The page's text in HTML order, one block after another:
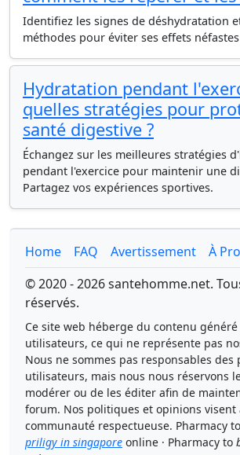
Identifiez les signes de déshydratation
méthodes pour éviter ses effets
Hydratation pendant
quelles stratégies pour
santé digestive ?
Échangez sur les meilleures stratégies
pendant l'exercice pour maintenir une
Partagez vos expériences sportives.
Home FAQ Avertissement
À
© 2020 - 2026 santehomme.net.
réservés.
Ce site web héberge du contenu
utilisateurs, ce qui ne représente pas
Nous ne sommes pas responsables des
utilisateurs, mais nous nous réservons
modérer ou de les éditer afin de
forum. Nos politiques et opinions visent
communauté respectueuse. Pharmacy to
priligy in singapore online · Pharmacy to